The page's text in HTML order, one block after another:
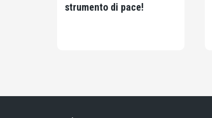
strumento di pace!